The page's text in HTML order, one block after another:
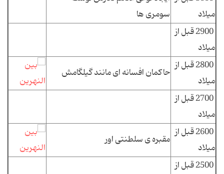
میلاد
سومری ها
2900 قبل از
میلاد
2800 قبل از
میلاد
حاکمان افسانه ای مانند گیلگامش
2700 قبل از
میلاد
2600 قبل از
میلاد
مقبره ی سلطنتی اور
2500 قبل از